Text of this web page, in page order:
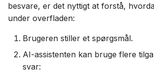
besvare, er det nyttigt at forstå,
under overfladen:
Brugeren stiller et spørgsmål.
AI-assistenten kan bruge flere
svar: